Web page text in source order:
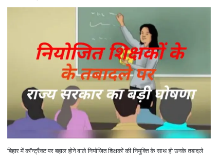
बिहार में कॉन्ट्रैक्ट पर बहाल होने वाले नियोजित शिक्षकों की नियुक्ति के साथ ही उनके तबादले